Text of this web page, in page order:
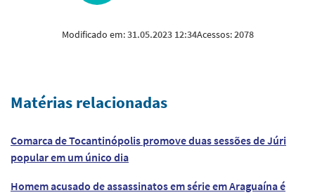
Modificado em:31.05.2023 12:34Acessos:2078
Matérias relacionadas
Comarca de Tocantinópolis promove duas sessões de Júri
popular em um único dia
Homem acusado de assassinatos em série em Araguaína é